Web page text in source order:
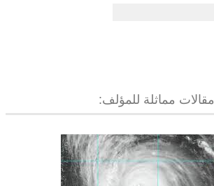
مقالات مماثلة للمؤلف: